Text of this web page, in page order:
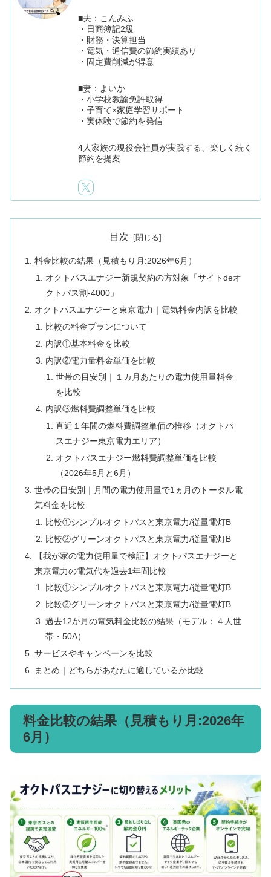
■夫：こんみふ
・日商簿記2級
・財務・決算担当
・電気・通信費の節約実績あり
・固定費削減が得意
■妻：よいか
・小学校教諭免許取得
・子育て×家庭学習サポート
・実体験で節約を発信
4人家族の現役会社員が実践する、楽しく続く
節約を提案
目次
料金比較の結果（見積もり月:2026年6月）
オクトパスエナジー新規契約の方対象「サイトdeオ
クトパス割-4000」
オクトパスエナジーと東京電力｜電気料金内訳を比較
比較の料金プランについて
内訳①基本料金を比較
内訳②電力量料金単価を比較
世帯の目安別｜１カ月あたりの電力使用量料金
を比較
内訳③燃料費調整単価を比較
直近１年間の燃料費調整単価の推移（オクトパ
スエナジー東京電力エリア）
オクトパスエナジー燃料費調整単価を比較
（2026年5月と6月）
世帯の目安別｜月間の電力使用量で1ヵ月のトータル電
気料金を比較
比較①シンプルオクトパスと東京電力/従量電灯B
比較②グリーンオクトパスと東京電力/従量電灯B
【我が家の電力使用量で検証】オクトパスエナジーと
東京電力の電気代を過去1年間比較
比較①シンプルオクトパスと東京電力/従量電灯B
比較②グリーンオクトパスと東京電力/従量電灯B
過去12か月の電気料金比較の結果（モデル：４人世
帯・50A）
サービスやキャンペーンを比較
まとめ｜どちらがあなたに適しているか比較
料金比較の結果（見積もり月:2026年
6月）